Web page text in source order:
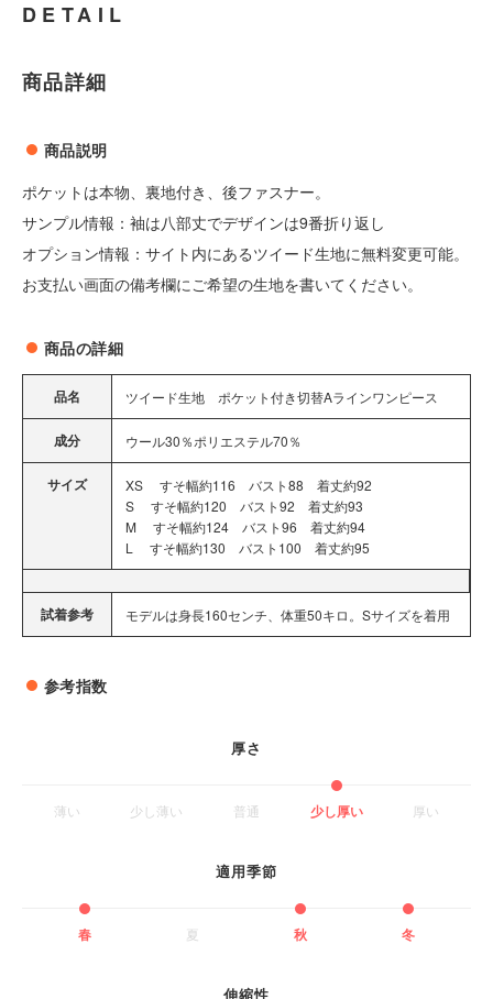
DETAIL
商品詳細
商品説明
ポケットは本物、裏地付き、後ファスナー。
サンプル情報：袖は八部丈でデザインは9番折り返し
オプション情報：サイト内にあるツイード生地に無料変更可能。
お支払い画面の備考欄にご希望の生地を書いてください。
商品の詳細
品名 ツイード生地 ポケット付き切替Aラインワンピース
成分 ウール30％ポリエステル70％
サイズ
XS すそ幅約116 バスト88 着丈約92
S すそ幅約120 バスト92 着丈約93
M すそ幅約124 バスト96 着丈約94
L すそ幅約130 バスト100 着丈約95
試着参考 モデルは身長160センチ、体重50キロ。Sサイズを着用
参考指数
厚さ
薄い 少し薄い 普通 少し厚い 厚い
適用季節
春 夏 秋 冬
伸縮性